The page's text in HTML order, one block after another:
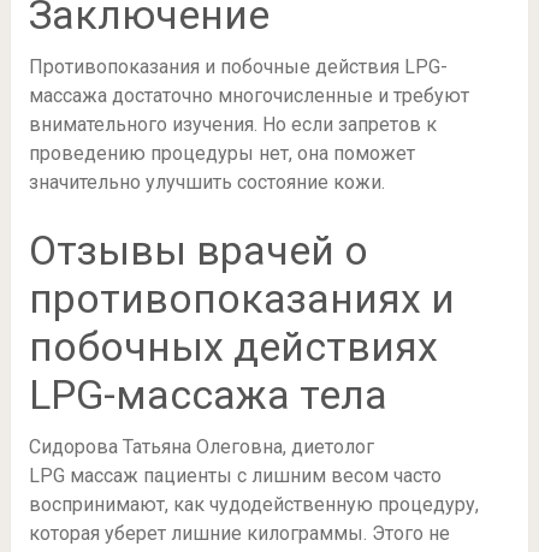
Заключение
Противопоказания и побочные действия LPG-
массажа достаточно многочисленные и требуют
внимательного изучения. Но если запретов к
проведению процедуры нет, она поможет
значительно улучшить состояние кожи.
Отзывы врачей о
противопоказаниях и
побочных действиях
LPG-массажа тела
Сидорова Татьяна Олеговна, диетолог
LPG массаж пациенты с лишним весом часто
воспринимают, как чудодейственную процедуру,
которая уберет лишние килограммы. Этого не